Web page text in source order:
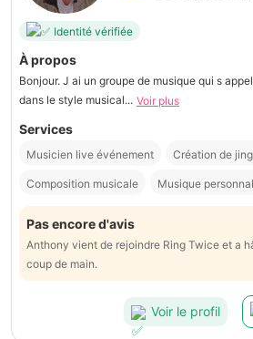
Identité vérifiée
À propos
Bonjour. J ai un groupe de musique qui s
dans le style musical... Voir plus
Services
Musicien live événement Création de
Composition musicale Musique
Pas encore d'avis
Anthony vient de rejoindre Ring Twice et a
coup de main.
Voir le profil